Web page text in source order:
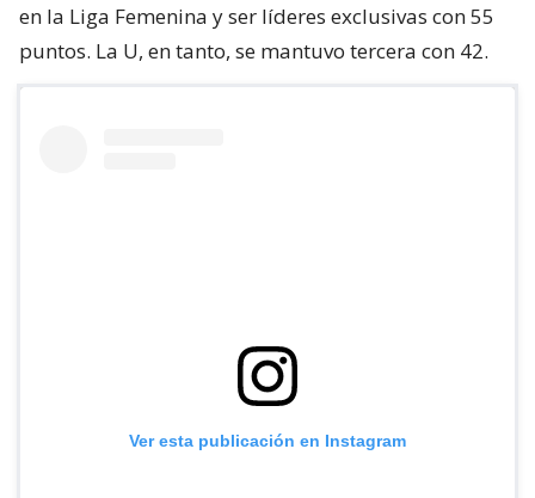
en la Liga Femenina y ser líderes exclusivas con 55
puntos. La U, en tanto, se mantuvo tercera con 42.
Ver esta publicación en Instagram